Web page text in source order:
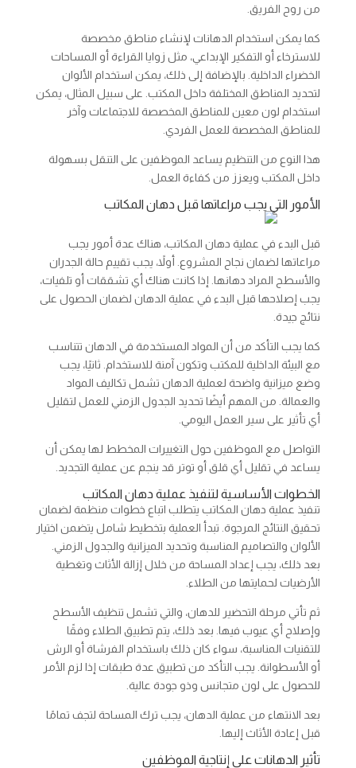
من روح الفريق.
كما يمكن استخدام الدهانات لإنشاء مناطق مخصصة
للاسترخاء أو التفكير الإبداعي، مثل زوايا القراءة أو المساحات
الخضراء الداخلية. بالإضافة إلى ذلك، يمكن استخدام الألوان
لتحديد المناطق المختلفة داخل المكتب. على سبيل المثال، يمكن
استخدام لون معين للمناطق المخصصة للاجتماعات وآخر
للمناطق المخصصة للعمل الفردي.
هذا النوع من التنظيم يساعد الموظفين على التنقل بسهولة
داخل المكتب ويعزز من كفاءة العمل.
الأمور التي يجب مراعاتها قبل دهان المكاتب
قبل البدء في عملية دهان المكاتب، هناك عدة أمور يجب
مراعاتها لضمان نجاح المشروع. أولاً، يجب تقييم حالة الجدران
والأسطح المراد دهانها. إذا كانت هناك أي تشققات أو تلفيات،
يجب إصلاحها قبل البدء في عملية الدهان لضمان الحصول على
نتائج جيدة.
كما يجب التأكد من أن المواد المستخدمة في الدهان تتناسب
مع البيئة الداخلية للمكتب وتكون آمنة للاستخدام. ثانيًا، يجب
وضع ميزانية واضحة لعملية الدهان تشمل تكاليف المواد
والعمالة. من المهم أيضًا تحديد الجدول الزمني للعمل لتقليل
أي تأثير على سير العمل اليومي.
التواصل مع الموظفين حول التغييرات المخطط لها يمكن أن
يساعد في تقليل أي قلق أو توتر قد ينجم عن عملية التجديد.
الخطوات الأساسية لتنفيذ عملية دهان المكاتب
تنفيذ عملية دهان المكاتب يتطلب اتباع خطوات منظمة لضمان
تحقيق النتائج المرجوة. تبدأ العملية بتخطيط شامل يتضمن اختيار
الألوان والتصاميم المناسبة وتحديد الميزانية والجدول الزمني.
بعد ذلك، يجب إعداد المساحة من خلال إزالة الأثاث وتغطية
الأرضيات لحمايتها من الطلاء.
ثم تأتي مرحلة التحضير للدهان، والتي تشمل تنظيف الأسطح
وإصلاح أي عيوب فيها. بعد ذلك، يتم تطبيق الطلاء وفقًا
للتقنيات المناسبة، سواء كان ذلك باستخدام الفرشاة أو الرش
أو الأسطوانة. يجب التأكد من تطبيق عدة طبقات إذا لزم الأمر
للحصول على لون متجانس وذو جودة عالية.
بعد الانتهاء من عملية الدهان، يجب ترك المساحة لتجف تمامًا
قبل إعادة الأثاث إليها.
تأثير الدهانات على إنتاجية الموظفين